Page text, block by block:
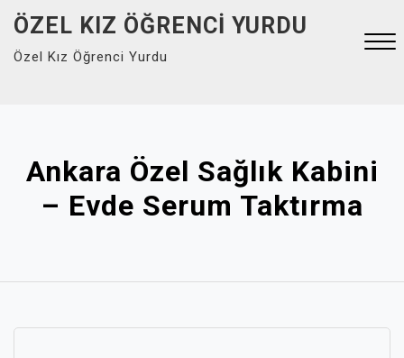
Skip
content
ÖZEL KIZ ÖĞRENCI YURDU
Özel Kız Öğrenci Yurdu
Ankara Özel Sağlık Kabini
– Evde Serum Taktırma